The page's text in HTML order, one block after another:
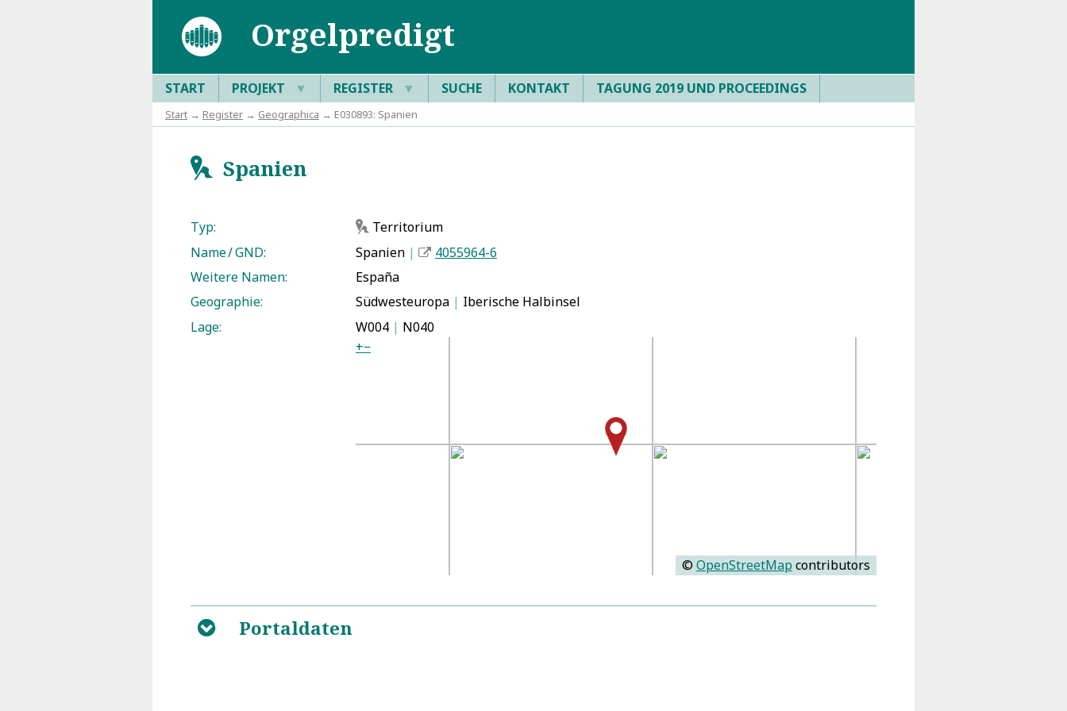
Orgelpredigt
START PROJEKT ▼ REGISTER ▼ SUCHE KONTAKT TAGUNG 2019 UND PROCEEDINGS
Start → Register → Geographica → E030893: Spanien
h Spanien
Typ: h Territorium
Name / GND:
Spanien |
4055964-6
Weitere Namen:
España
Geographie:
Südwesteuropa | Iberische Halbinsel
Lage:
W004 | N040
+−
© OpenStreetMap contributors
B Portaldaten